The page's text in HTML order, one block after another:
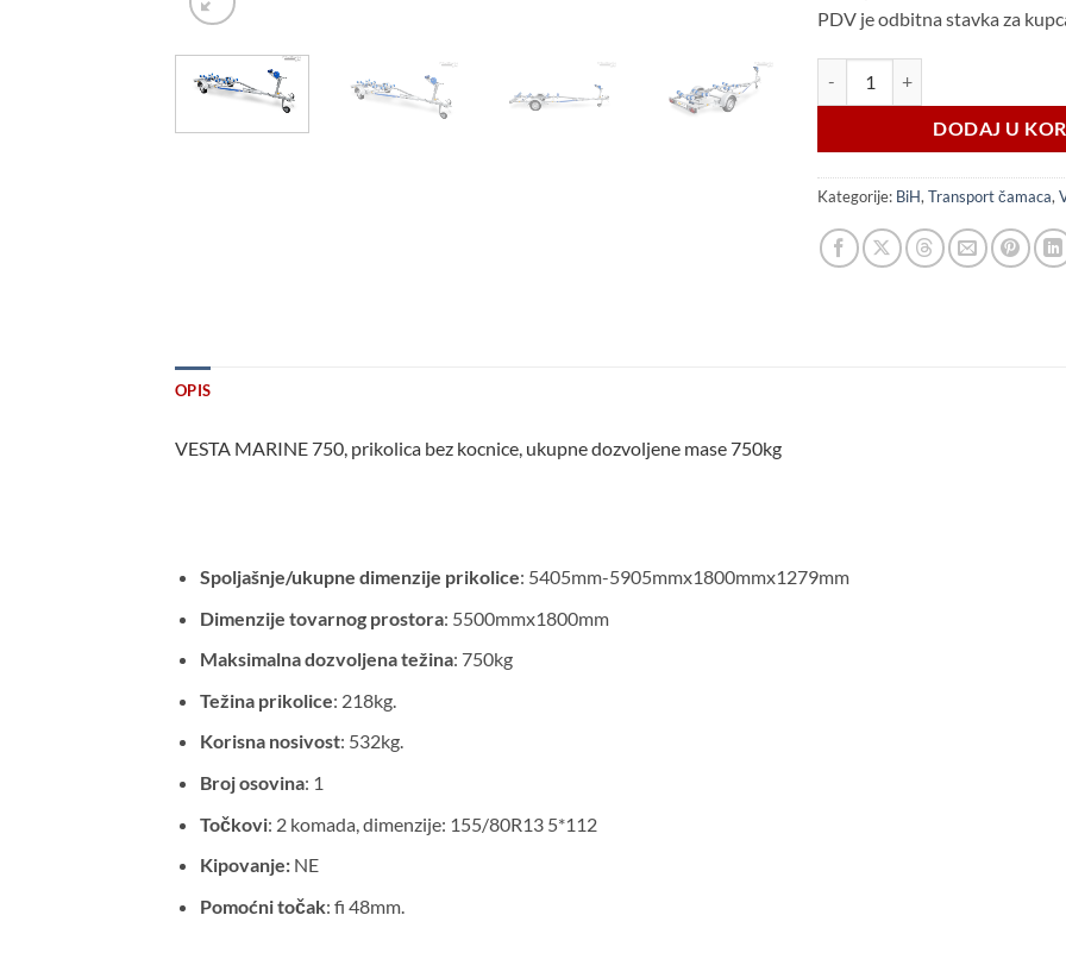
PDV je odbitna stavka za
DODAJ U
Kategorije: BiH, Transport čamaca,
OPIS
VESTA MARINE 750, prikolica bez kocnice, ukupne dozvoljene mase 750kg
Spoljašnje/ukupne dimenzije prikolice: 5405mm-5905mmx1800mmx1279mm
Dimenzije tovarnog prostora: 5500mmx1800mm
Maksimalna dozvoljena težina: 750kg
Težina prikolice: 218kg.
Korisna nosivost: 532kg.
Broj osovina: 1
Točkovi: 2 komada, dimenzije: 155/80R13 5*112
Kipovanje:NE
Pomoćni točak: fi 48mm.